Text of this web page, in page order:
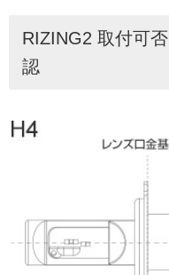
RIZING2 取付可否
認